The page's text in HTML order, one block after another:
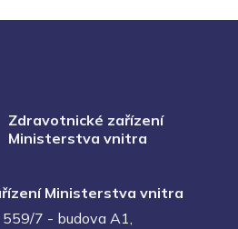
Zdravotnické zařízení
Ministerstva vnitra
Ministerstva vnitra
7 - budova A1,